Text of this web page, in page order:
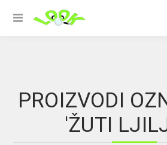
PROIZVODI
'ŽUTI